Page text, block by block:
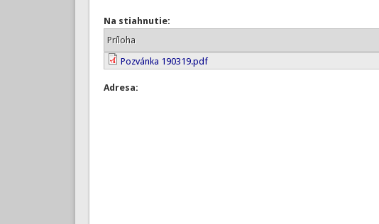
Na stiahnutie:
Príloha
Pozvánka 190319.pdf
Adresa: